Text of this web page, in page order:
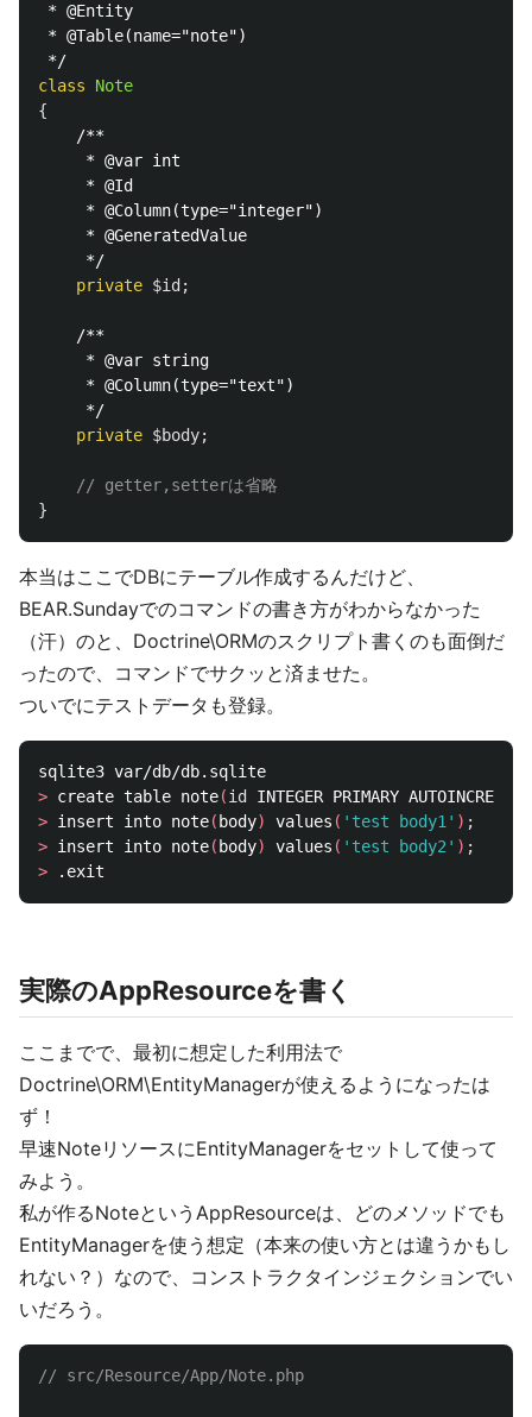
* @Entity
* @Table(name="note")
*/
class
Note
{
/**
     * @var int
     * @Id
     * @Column(type="integer")
     * @GeneratedValue
     */
private $id ;
/**
     * @var string
     * @Column(type="text")
     */
private $body;
// getter,setterは省略
}
本当はここでDBにテーブル作成するんだけど、
BEAR.Sundayでのコマンドの書き方がわからなかった
（汗）のと、Doctrine\ORMのスクリプト書くのも面倒だ
ったので、コマンドでサクッと済ませた。
ついでにテストデータも登録。
> create table note(id INTEGER PRIMARY
> insert into note( body) values ( 'test body1' ) ;
> insert into note( body) values ( 'test body2' ) ;
>
実際のAppResourceを書く
ここまでで、最初に想定した利用法で
Doctrine\ORM\EntityManagerが使えるようになったは
ず！
早速NoteリソースにEntityManagerをセットして使って
みよう。
私が作るNoteというAppResourceは、どのメソッドでも
EntityManagerを使う想定（本来の使い方とは違うかもし
れない？）なので、コンストラクタインジェクションでい
いだろう。
// src/Resource/App/Note.php